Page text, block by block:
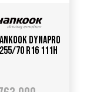
Dynapro
70 R16 111H